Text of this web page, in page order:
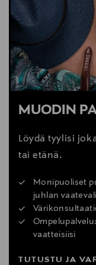
MUODIN
Löydä tyylisi
tai etänä.
Monipuoliset
juhlan
vaatteisiisi
TUTUSTU JA